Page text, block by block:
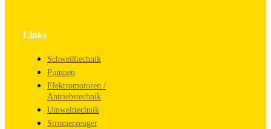
Links
Schweißtechnik
Pumpen
Elektromotoren /
Antriebstechnik
Umwelttechnik
Stromerzeuger